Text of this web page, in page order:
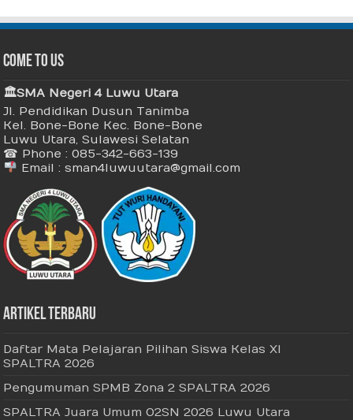
Come To Us
🏛 SMA Negeri 4 Luwu Utara
Jl. Pendidikan Dusun Tanimba
Kel. Bone-Bone Kec. Bone-Bone
Luwu Utara, Sulawesi Selatan
☎ Phone : 085-342-663-139
Email : sman4luwuutara@gmail.com
Artikel Terbaru
Daftar Mata Pelajaran Pilihan Siswa Kelas XI
SPALTRA 2026
Pengumuman SPMB Zona 2 SPALTRA 2026
SPALTRA Juara Umum O2SN 2026 Luwu Utara